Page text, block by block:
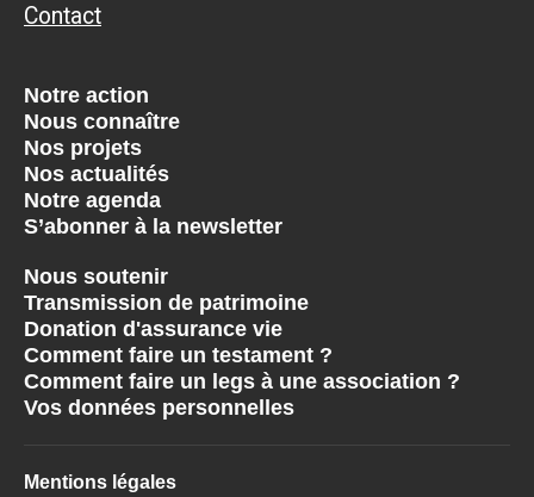
Contact
Notre action
Nous connaître
Nos projets
Nos actualités
Notre agenda
S’abonner à la newsletter
Nous soutenir
Transmission de patrimoine
Donation d'assurance vie
Comment faire un testament ?
Comment faire un legs à une association ?
Vos données personnelles
Mentions légales